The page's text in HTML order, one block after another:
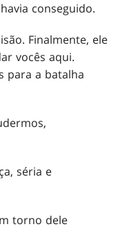
conseguido.
Finalmente, ele
vocês aqui.
para a batalha
séria e
torno dele